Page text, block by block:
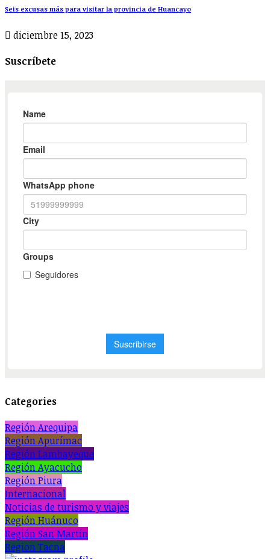
Seis excusas más para visitar la provincia de Huancayo
diciembre 15, 2023
Suscríbete
Categories
Región Arequipa
Región Apurímac
Región Lambayeque
Región Ayacucho
Región Piura
Internacional
Noticias de turismo y viajes
Región Huánuco
Región San Martín
Region Tacna